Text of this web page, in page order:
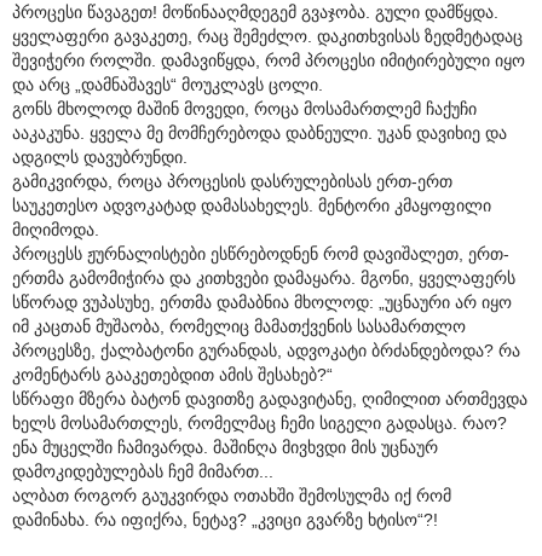
პროცესი წავაგეთ! მოწინააღმდეგემ გვაჯობა. გული დამწყდა.
ყველაფერი გავაკეთე, რაც შემეძლო. დაკითხვისას ზედმეტადაც
შევიჭერი როლში. დამავიწყდა, რომ პროცესი იმიტირებული იყო
და არც „დამნაშავეს“ მოუკლავს ცოლი.
გონს მხოლოდ მაშინ მოვედი, როცა მოსამართლემ ჩაქუჩი
ააკაკუნა. ყველა მე მომჩერებოდა დაბნეული. უკან დავიხიე და
ადგილს დავუბრუნდი.
გამიკვირდა, როცა პროცესის დასრულებისას ერთ-ერთ
საუკეთესო ადვოკატად დამასახელეს. მენტორი კმაყოფილი
მიღიმოდა.
პროცესს ჟურნალისტები ესწრებოდნენ რომ დავიშალეთ, ერთ-
ერთმა გამომიჭირა და კითხვები დამაყარა. მგონი, ყველაფერს
სწორად ვუპასუხე, ერთმა დამაბნია მხოლოდ: „უცნაური არ იყო
იმ კაცთან მუშაობა, რომელიც მამათქვენის სასამართლო
პროცესზე, ქალბატონი გურანდას, ადვოკატი ბრძანდებოდა? რა
კომენტარს გააკეთებდით ამის შესახებ?“
სწრაფი მზერა ბატონ დავითზე გადავიტანე, ღიმილით ართმევდა
ხელს მოსამართლეს, რომელმაც ჩემი სიგელი გადასცა. რაო?
ენა მუცელში ჩამივარდა. მაშინღა მივხვდი მის უცნაურ
დამოკიდებულებას ჩემ მიმართ...
ალბათ როგორ გაუკვირდა ოთახში შემოსულმა იქ რომ
დამინახა. რა იფიქრა, ნეტავ? „კვიცი გვარზე ხტისო“?!